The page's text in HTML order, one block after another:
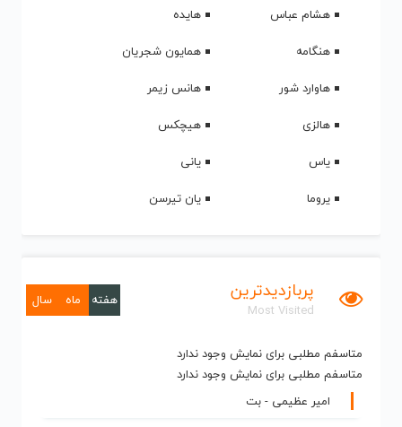
هشام عباس
هایده
هنگامه
همایون شجریان
هاوارد شور
هانس زیمر
هالزی
هیچکس
یاس
یانی
یروما
یان تیرسن
پربازدیدترین
Most Visited
هفته ماه سال
متاسفم مطلبی برای نمایش وجود ندارد
متاسفم مطلبی برای نمایش وجود ندارد
امیر عظیمی - بت